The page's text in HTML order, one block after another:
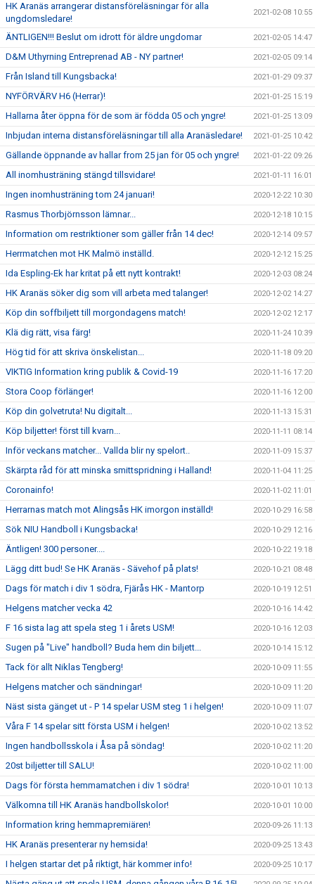
HK Aranäs arrangerar distansföreläsningar för alla
ungdomsledare!
2021-02-08 10:55
ÄNTLIGEN!!! Beslut om idrott för äldre ungdomar 2021-02-05 14:47
D&M Uthyrning Entreprenad AB - NY partner! 2021-02-05 09:14
Från Island till Kungsbacka! 2021-01-29 09:37
NYFÖRVÄRV H6 (Herrar)! 2021-01-25 15:19
Hallarna åter öppna för de som är födda 05 och yngre! 2021-01-25 13:09
Inbjudan interna distansföreläsningar till alla Aranäsledare! 2021-01-25 10:42
Gällande öppnande av hallar from 25 jan för 05 och yngre! 2021-01-22 09:26
All inomhusträning stängd tillsvidare! 2021-01-11 16:01
Ingen inomhusträning tom 24 januari! 2020-12-22 10:30
Rasmus Thorbjörnsson lämnar... 2020-12-18 10:15
Information om restriktioner som gäller från 14 dec! 2020-12-14 09:57
Herrmatchen mot HK Malmö inställd. 2020-12-12 15:25
Ida Espling-Ek har kritat på ett nytt kontrakt! 2020-12-03 08:24
HK Aranäs söker dig som vill arbeta med talanger! 2020-12-02 14:27
Köp din soffbiljett till morgondagens match! 2020-12-02 12:17
Klä dig rätt, visa färg! 2020-11-24 10:39
Hög tid för att skriva önskelistan... 2020-11-18 09:20
VIKTIG Information kring publik & Covid-19 2020-11-16 17:20
Stora Coop förlänger! 2020-11-16 12:00
Köp din golvetruta! Nu digitalt... 2020-11-13 15:31
Köp biljetter! först till kvarn... 2020-11-11 08:14
Inför veckans matcher... Vallda blir ny spelort.. 2020-11-09 15:37
Skärpta råd för att minska smittspridning i Halland! 2020-11-04 11:25
Coronainfo! 2020-11-02 11:01
Herrarnas match mot Alingsås HK imorgon inställd! 2020-10-29 16:58
Sök NIU Handboll i Kungsbacka! 2020-10-29 12:16
Äntligen! 300 personer.... 2020-10-22 19:18
Lägg ditt bud! Se HK Aranäs - Sävehof på plats! 2020-10-21 08:48
Dags för match i div 1 södra, Fjärås HK - Mantorp 2020-10-19 12:51
Helgens matcher vecka 42 2020-10-16 14:42
F 16 sista lag att spela steg 1 i årets USM! 2020-10-16 12:03
Sugen på "Live" handboll? Buda hem din biljett... 2020-10-14 15:12
Tack för allt Niklas Tengberg! 2020-10-09 11:55
Helgens matcher och sändningar! 2020-10-09 11:20
Näst sista gänget ut - P 14 spelar USM steg 1 i helgen! 2020-10-09 11:07
Våra F 14 spelar sitt första USM i helgen! 2020-10-02 13:52
Ingen handbollsskola i Åsa på söndag! 2020-10-02 11:20
20st biljetter till SALU! 2020-10-02 11:00
Dags för första hemmamatchen i div 1 södra! 2020-10-01 10:13
Välkomna till HK Aranäs handbollskolor! 2020-10-01 10:00
Information kring hemmapremiären! 2020-09-26 11:13
HK Aranäs presenterar ny hemsida! 2020-09-25 13:43
I helgen startar det på riktigt, här kommer info! 2020-09-25 10:17